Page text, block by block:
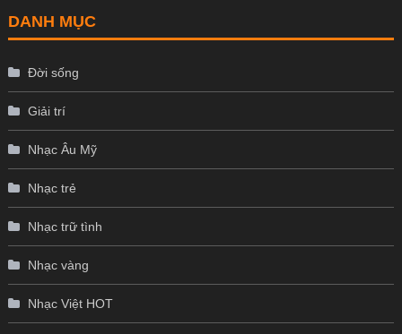
DANH MỤC
Đời sống
Giải trí
Nhạc Âu Mỹ
Nhạc trẻ
Nhạc trữ tình
Nhạc vàng
Nhạc Việt HOT